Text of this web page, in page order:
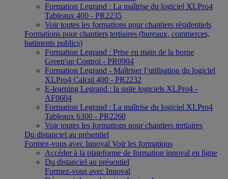
Formation Legrand : La maîtrise du logiciel XLPro4
Tableaux 400 - PR2235
Voir toutes les formations pour chantiers résidentiels
Formations pour chantiers tertiaires (bureaux, commerces,
batiments publics)
Formation Legrand : Prise en main de la borne
Green'up Control - PR0904
Formation Legrand - Maîtriser l’utilisation du logiciel
XLPro4 Calcul 400 - PR2232
E-learning Legrand : la suite logiciels XLPro4 -
AF0604
Formation Legrand : La maîtrise du logiciel XLPro4
Tableaux 6300 - PR2260
Voir toutes les formations pour chantiers tertiaires
Du distanciel au présentiel
Formez-vous avec Innoval Voir les formations
Accéder à la plateforme de formation innoval en ligne
Du distanciel au présentiel
Formez-vous avec Innoval